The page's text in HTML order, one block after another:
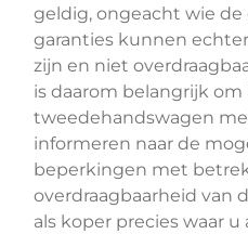
geldig, ongeacht wie de
garanties kunnen
zijn en niet
is daarom belangrijk om
tweedehandswagen
informeren naar de
beperkingen met
overdraagbaarheid van
als koper precies waar